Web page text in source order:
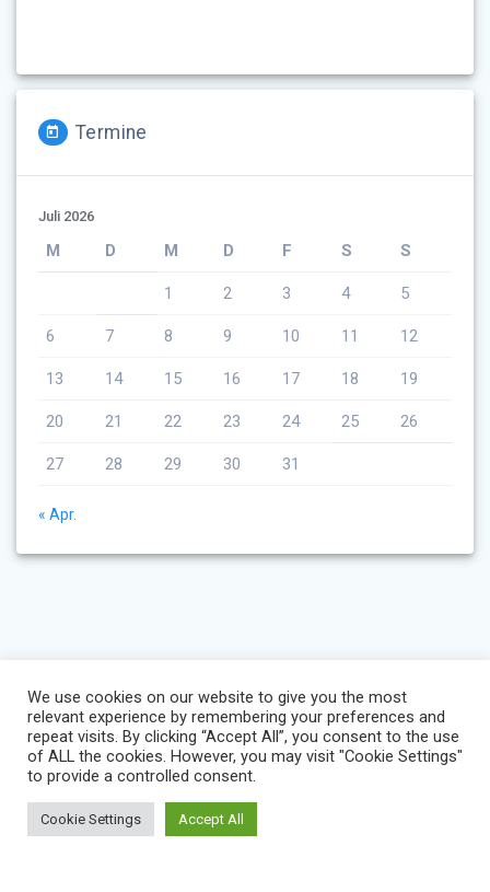
Termine
Juli 2026
M D M D F S S
1 2 3 4 5
6 7 8 9 10 11 12
13 14 15 16 17 18 19
20 21 22 23 24 25 26
27 28 29 30 31
« Apr.
We use cookies on our website to give you the most
relevant experience by remembering your preferences and
repeat visits. By clicking “Accept All”, you consent to the use
of ALL the cookies. However, you may visit "Cookie Settings"
to provide a controlled consent.
Cookie Settings Accept All